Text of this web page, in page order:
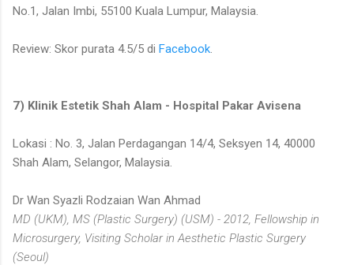
No.1, Jalan Imbi, 55100 Kuala Lumpur, Malaysia.
Review: Skor purata 4.5/5 di Facebook
7) Klinik Estetik Shah Alam - Hospital Pakar Avisena
Lokasi : No. 3, Jalan Perdagangan 14/4, Seksyen 14, 40000
Shah Alam, Selangor, Malaysia.
Dr Wan Syazli Rodzaian Wan Ahmad
MD (UKM), MS (Plastic Surgery) (USM) - 2012, Fellowship in
Microsurgery, Visiting Scholar in Aesthetic Plastic Surgery
(Seoul)